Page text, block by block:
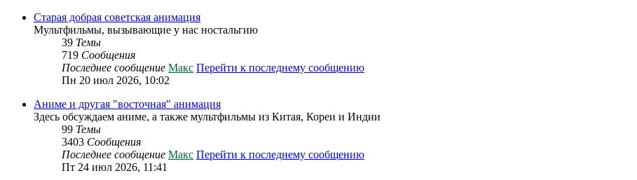
Старая добрая советская анимация
Мультфильмы, вызывающие у нас ностальгию
39 Темы
719 Сообщения
Последнее сообщение Макс Перейти к последнему сообщению
Пн 20 июл 2026, 10:02
Аниме и другая "восточная" анимация
Здесь обсуждаем аниме, а также мультфильмы из Китая, Кореи и Индии
99 Темы
3403 Сообщения
Последнее сообщение Макс Перейти к последнему сообщению
Пт 24 июл 2026, 11:41